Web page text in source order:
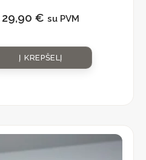
29,90 € su PVM
Į KREPŠELĮ